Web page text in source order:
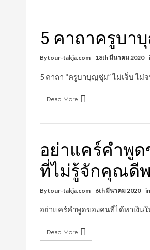
5 คาถาครูบา
Bytour-takja.com 18th มีนาคม 2020
5 คาถา “ครูบาบุญชุ่ม” ไม่เจ็บ ไ
Read More
อย่าแคร์คำพู
ที่ไม่รู้จักคุณดี
Bytour-takja.com 6th มีนาคม 2020
อย่าแคร์คำพูดของคนที่ได้หาเงิน
Read More